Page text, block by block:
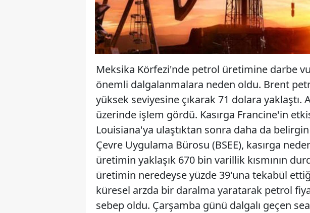
Meksika Körfezi'nde petrol üretimine darbe
önemli dalgalanmalara neden oldu. Brent
yüksek seviyesine çıkarak 71 dolara yaklaştı.
üzerinde işlem gördü. Kasırga Francine'in
Louisiana'ya ulaştıktan sonra daha da
Çevre Uygulama Bürosu (BSEE), kasırga
üretimin yaklaşık 670 bin varillik kısmının
üretimin neredeyse yüzde 39'una tekabül
küresel arzda bir daralma yaratarak petrol
sebep oldu. Çarşamba günü dalgalı geçen